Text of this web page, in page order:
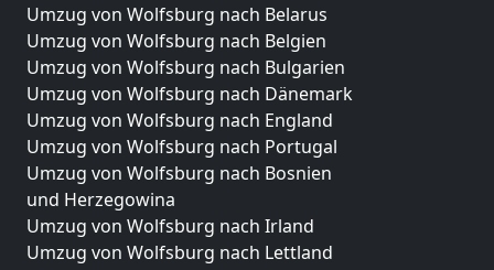
Umzug von Wolfsburg nach Belarus
Umzug von Wolfsburg nach Belgien
Umzug von Wolfsburg nach Bulgarien
Umzug von Wolfsburg nach Dänemark
Umzug von Wolfsburg nach England
Umzug von Wolfsburg nach Portugal
Umzug von Wolfsburg nach Bosnien
und Herzegowina
Umzug von Wolfsburg nach Irland
Umzug von Wolfsburg nach Lettland